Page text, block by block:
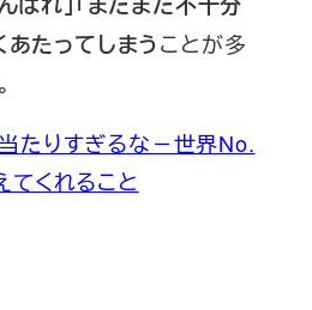
あたってしまうことが多
たりすぎるな－世界No.
てくれること